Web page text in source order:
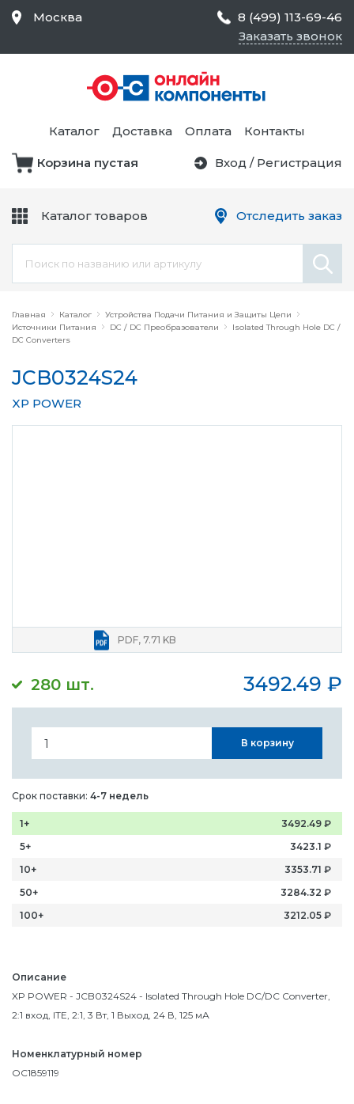
Главная Каталог
Устройства Подачи Питания и Защиты Цепи
Источники Питания
DC / DC Преобразователи
Isolated Through Hole DC /
DC Converters
JCB0324S24
XP POWER
280 шт. 3492.49 ₽
PDF, 7.71 KB
Описание
XP POWER - JCB0324S24 - Isolated Through Hole DC/DC Converter,
2:1 вход, ITE, 2:1, 3 Вт, 1 Выход, 24 В, 125 мА
Номенклатурный номер
OC1859119
В корзину
Срок поставки: 4-7 недель
1+ 3492.49 ₽
5+
3423.1 ₽
10+
3353.71 ₽
50+
3284.32 ₽
100+
3212.05 ₽
Москва
8 (499) 113-69-46
Заказать звонок
Каталог Доставка Оплата Контакты
Корзина пустая Вход / Регистрация
Каталог товаров
Средства Контроля
Статического
Электричества и
Безопасности,
Товары для Чистых
Цепи
Оборудование
Отследить заказ